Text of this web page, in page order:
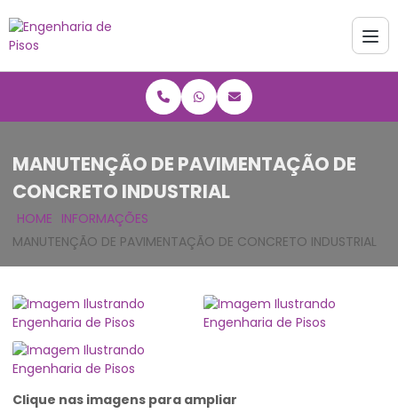
MANUTENÇÃO DE PAVIMENTAÇÃO DE
CONCRETO INDUSTRIAL
HOME INFORMAÇÕES
MANUTENÇÃO DE PAVIMENTAÇÃO DE CONCRETO INDUSTRIAL
Clique nas imagens para ampliar